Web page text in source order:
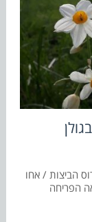
הביצות / אחו
הפריחה